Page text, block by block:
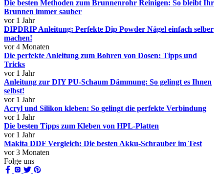
Die besten Methoden zum Brunnenrohr Reinigen: So bleibt Ihr
Brunnen immer sauber
vor 1 Jahr
DIPDRIP Anleitung: Perfekte Dip Powder Nägel einfach selber
machen!
vor 4 Monaten
Die perfekte Anleitung zum Bohren von Dosen: Tipps und
Tricks
vor 1 Jahr
Anleitung zur DIY PU-Schaum Dämmung: So gelingt es Ihnen
selbst!
vor 1 Jahr
Acryl und Silikon kleben: So gelingt die perfekte Verbindung
vor 1 Jahr
Die besten Tipps zum Kleben von HPL-Platten
vor 1 Jahr
Makita DDF Vergleich: Die besten Akku-Schrauber im Test
vor 3 Monaten
Folge uns